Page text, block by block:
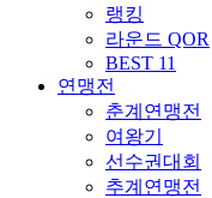
랭킹
라운드 QOR
BEST 11
연맹전
춘계연맹전
여왕기
선수권대회
추계연맹전